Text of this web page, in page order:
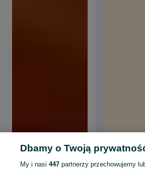
Dbamy o Twoją
My i nasi 447partnerzy przechowujemy